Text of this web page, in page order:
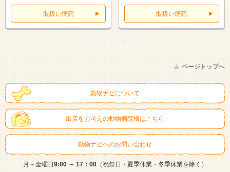
取扱い病院 取扱い病院
スマートフォン | PC
ページトップへ
動物ナビについて
出店をお考えの動物病院様はこちら
動物ナビへのお問い合わせ
月～金曜日9:00 ～ 17：00（祝祭日・夏季休業・冬季休業を除く）